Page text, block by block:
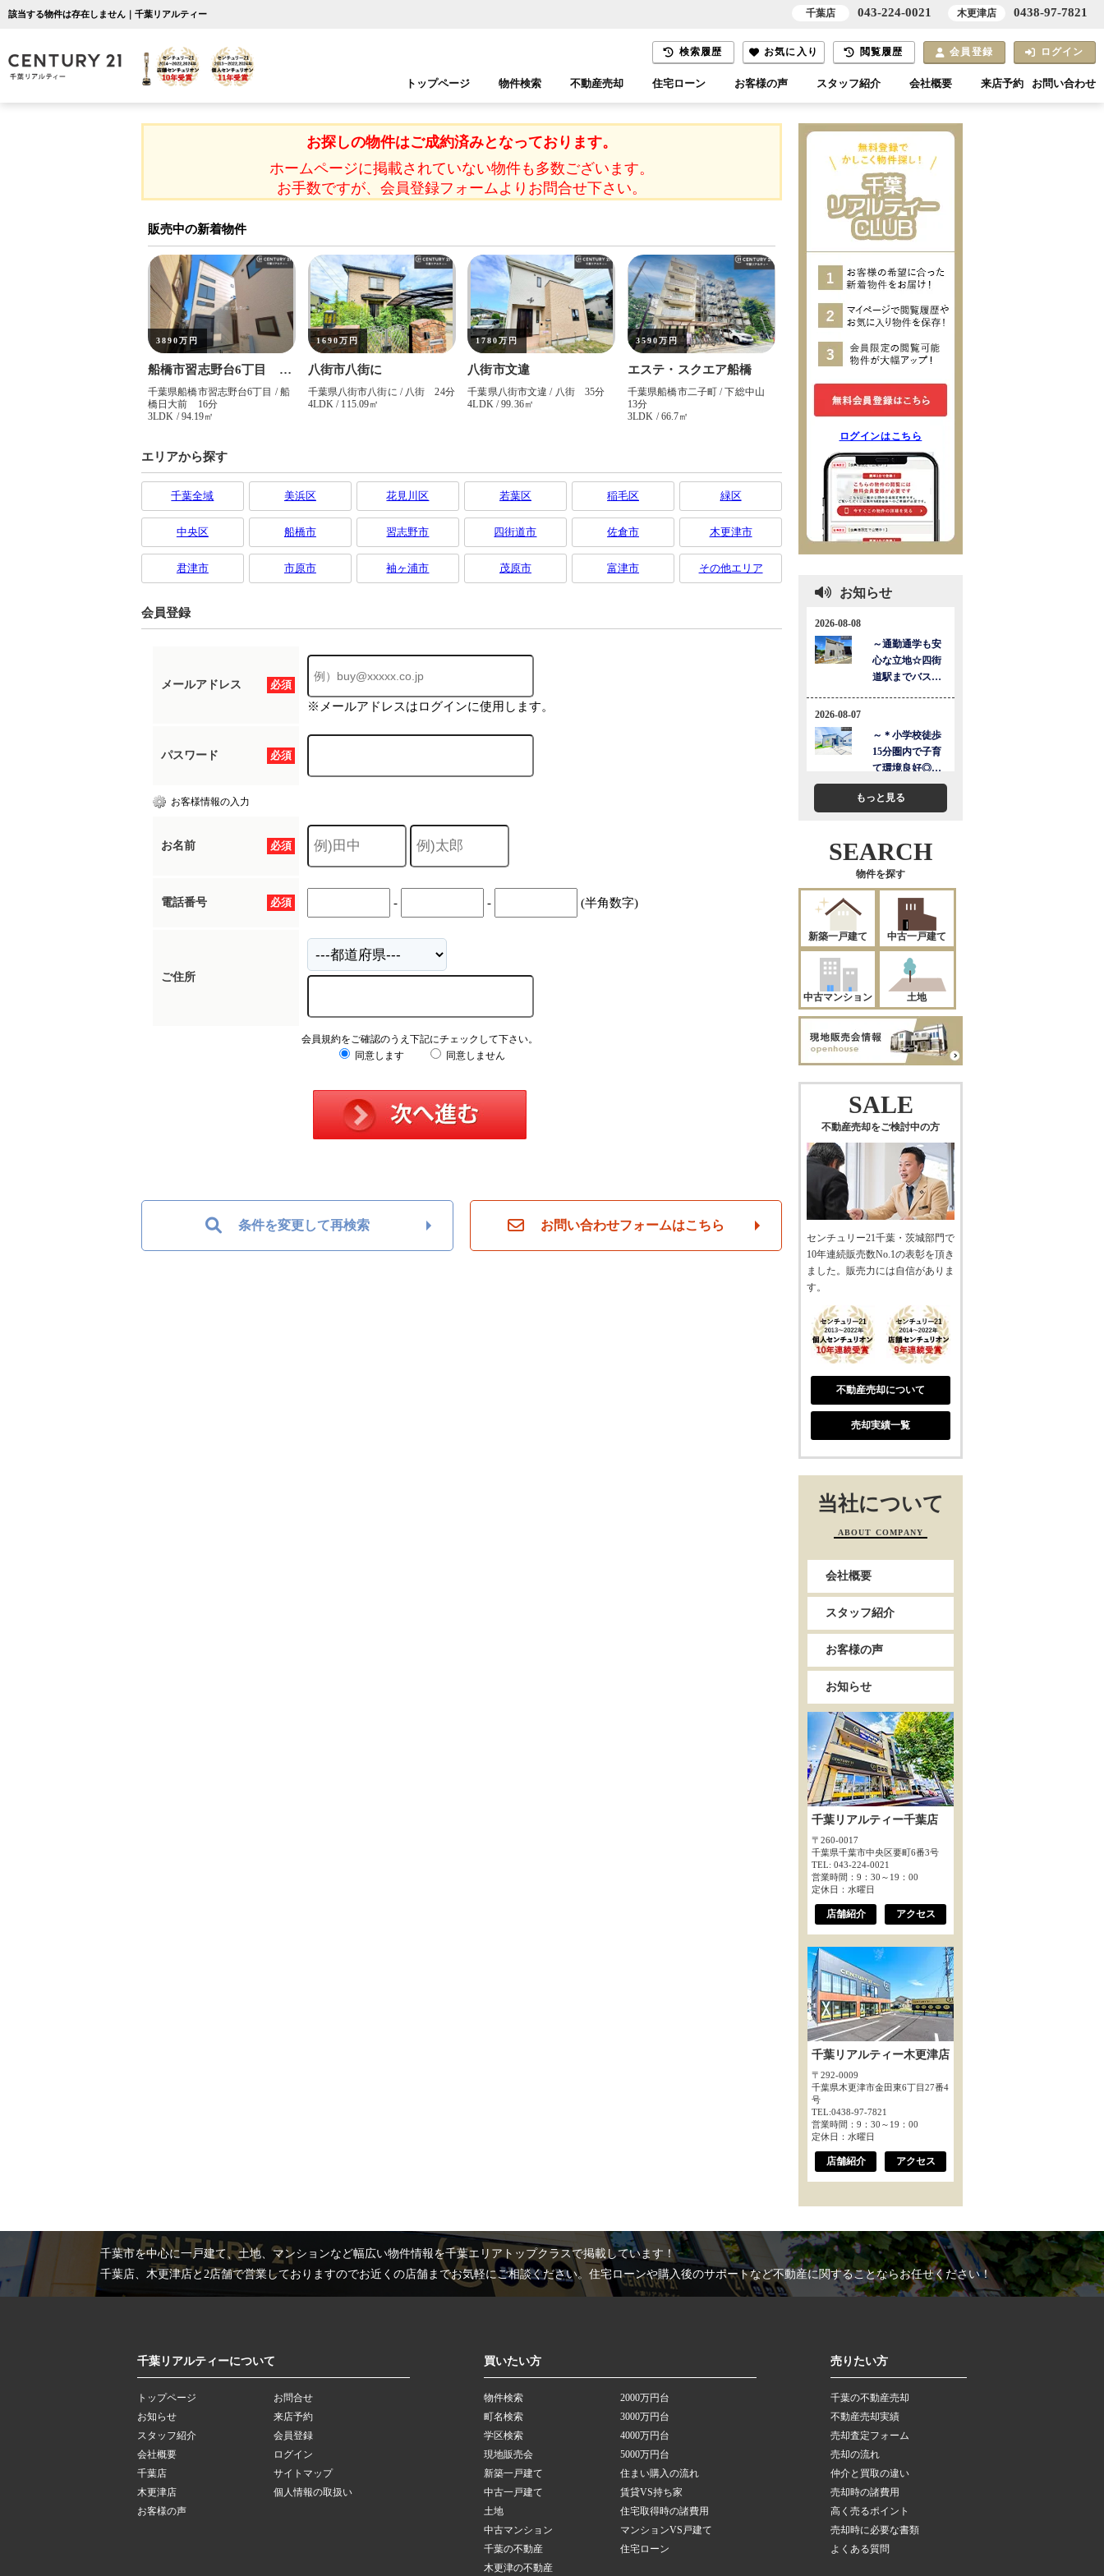
該当する物件は存在しません｜千葉リアルティー
検索履歴 お気に入り 閲覧履歴 会員登録 ログイン
トップページ 物件検索
千葉エリア 木更津エリア
不動産売却 住宅ローン お客様の声 スタッフ紹介 会社概要 来店予約 お問い合わせ
お探しの物件はご成約済みとなっております。
ホームページに掲載されていない物件も多数ございます。
お手数ですが、会員登録フォームよりお問合せ下さい。
エリアから探す
千葉全域 美浜区 花見川区 若葉区 稲毛区 緑区
中央区 船橋市 習志野市 四街道市 佐倉市 木更津市
君津市 市原市 袖ヶ浦市 茂原市 富津市 その他エリア
会員登録
必須
メールアドレス
※メールアドレスはログインに使用します。
必須
パスワード
お客様情報の入力
必須
お名前
必須
電話番号 - - (半角数字)
ご住所
会員規約をご確認のうえ下記にチェックして下さい。
同意します
同意しません
条件を変更して再検索 お問い合わせフォームはこちら
ログインはこちら
お知らせ
もっと見る
SEARCH
物件を探す
新築一戸建て 中古一戸建て
中古マンション 土地
SALE
不動産売却をご検討中の方
センチュリー21千葉・茨城部門で
10年連続販売数No.1の表彰を頂き
ました。販売力には自信がありま
す。
不動産売却について
売却実績一覧
当社について
ABOUT COMPANY
会社概要
スタッフ紹介
お客様の声
お知らせ
千葉リアルティー千葉店
〒260-0017
千葉県千葉市中央区要町6番3号
TEL: 043-224-0021
営業時間：9：30～19：00
定休日：水曜日
店舗紹介 アクセス
千葉リアルティー木更津店
〒292-0009
千葉県木更津市金田東6丁目27番4
号
TEL:0438-97-7821
営業時間：9：30～19：00
定休日：水曜日
店舗紹介 アクセス
千葉市を中心に一戸建て、土地、マンションなど幅広い物件情報を千葉エリアトップクラスで掲載しています！
千葉店、木更津店と2店舗で営業しておりますのでお近くの店舗までお気軽にご相談ください。住宅ローンや購入後のサポートなど不動産に関することならお任せください！
千葉リアルティーについて
トップページ
お知らせ
スタッフ紹介
会社概要
千葉店
木更津店
お客様の声
お問合せ
来店予約
会員登録
ログイン
サイトマップ
個人情報の取扱い
買いたい方
物件検索
町名検索
学区検索
現地販売会
新築一戸建て
中古一戸建て
土地
中古マンション
千葉の不動産
木更津の不動産
2000万円台
3000万円台
4000万円台
5000万円台
住まい購入の流れ
賃貸VS持ち家
住宅取得時の諸費用
マンションVS戸建て
住宅ローン
売りたい方
千葉の不動産売却
不動産売却実績
売却査定フォーム
売却の流れ
仲介と買取の違い
売却時の諸費用
高く売るポイント
売却時に必要な書類
よくある質問
千葉店 043-224-0021 木更津店 0438-97-7821